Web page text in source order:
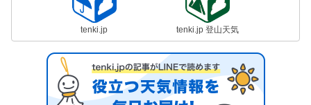
tenki.jp tenki.jp 登山天気